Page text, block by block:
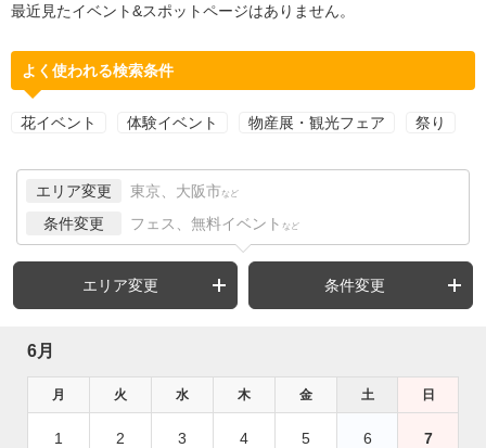
最近見たイベント&スポットページはありません。
よく使われる検索条件
花イベント 体験イベント 物産展・観光フェア 祭り
エリア変更 東京、大阪市 など
条件変更 フェス、無料イベント など
エリア変更 条件変更
6月
月 火 水 木 金 土 日
1 2 3 4 5 6 7